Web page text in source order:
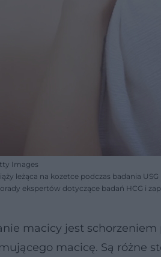
Images
leżąca na kozetce podczas badania
ekspertów dotyczące badań HCG i
macicy jest schorzeniem
macicę. Są różne